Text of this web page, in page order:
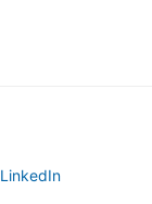
LinkedIn